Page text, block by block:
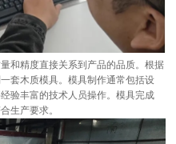
精度直接关系到产品的品质。根据
套木质模具。模具制作通常包括设
验丰富的技术人员操作。模具完成
生产要求。